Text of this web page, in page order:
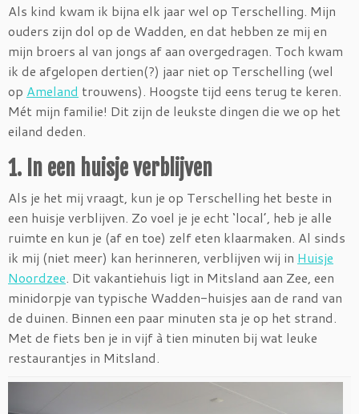
Als kind kwam ik bijna elk jaar wel op Terschelling. Mijn
ouders zijn dol op de Wadden, en dat hebben ze mij en
mijn broers al van jongs af aan overgedragen. Toch kwam
ik de afgelopen dertien(?) jaar niet op Terschelling (wel
op Ameland trouwens). Hoogste tijd eens terug te keren.
Mét mijn familie! Dit zijn de leukste dingen die we op het
eiland deden.
1. In een huisje verblijven
Als je het mij vraagt, kun je op Terschelling het beste in
een huisje verblijven. Zo voel je je echt ‘local’, heb je alle
ruimte en kun je (af en toe) zelf eten klaarmaken. Al sinds
ik mij (niet meer) kan herinneren, verblijven wij in Huisje
Noordzee. Dit vakantiehuis ligt in Mitsland aan Zee, een
minidorpje van typische Wadden-huisjes aan de rand van
de duinen. Binnen een paar minuten sta je op het strand.
Met de fiets ben je in vijf à tien minuten bij wat leuke
restaurantjes in Mitsland.